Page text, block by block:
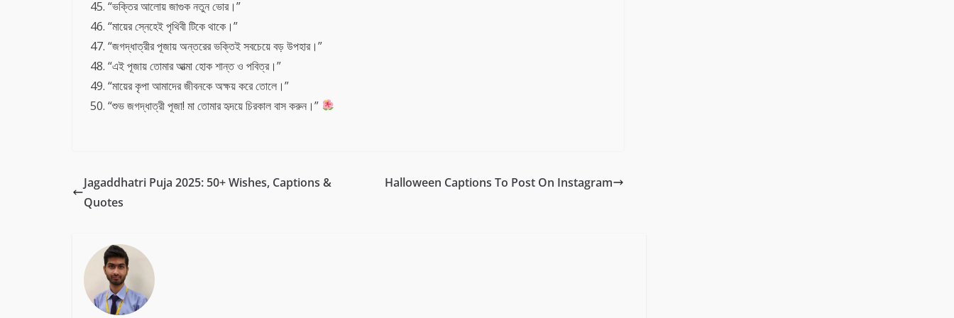
“ভক্তির আলোয় জাগুক নতুন ভোর।”
“মায়ের স্নেহেই পৃথিবী টিকে থাকে।”
“জগদ্ধাত্রীর পূজায় অন্তরের ভক্তিই সবচেয়ে বড় উপহার।”
“এই পূজায় তোমার আত্মা হোক শান্ত ও পবিত্র।”
“মায়ের কৃপা আমাদের জীবনকে অক্ষয় করে তোলে।”
“শুভ জগদ্ধাত্রী পূজা! মা তোমার হৃদয়ে চিরকাল বাস করুন।”
Jagaddhatri Puja 2025: 50+ Wishes, Captions &
Quotes
Halloween Captions To Post On Instagram